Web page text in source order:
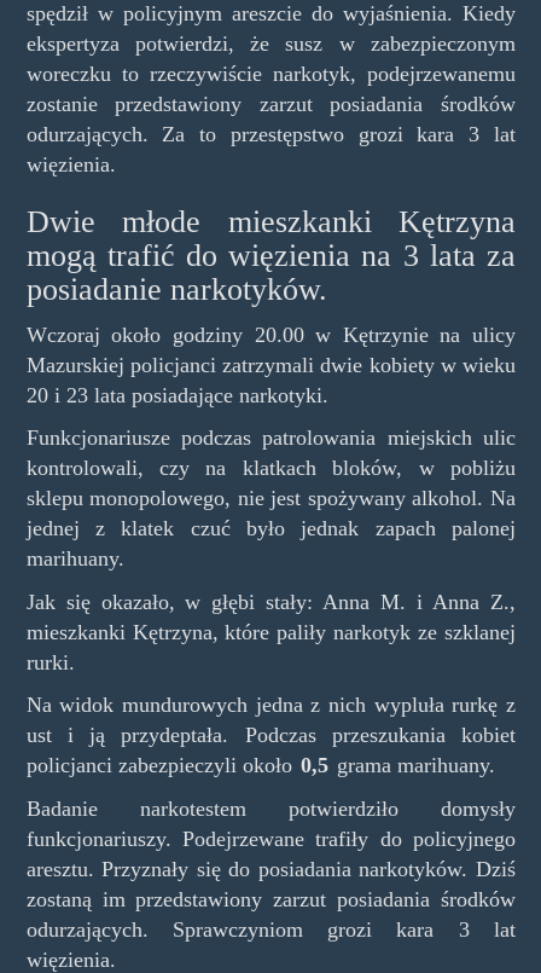
spędził w policyjnym areszcie do wyjaśnienia. Kiedy
ekspertyza potwierdzi, że susz w zabezpieczonym
woreczku to rzeczywiście narkotyk, podejrzewanemu
zostanie przedstawiony zarzut posiadania środków
odurzających. Za to przestępstwo grozi kara 3 lat
więzienia.
Dwie młode mieszkanki Kętrzyna
mogą trafić do więzienia na 3 lata za
posiadanie narkotyków.
Wczoraj około godziny 20.00 w Kętrzynie na ulicy
Mazurskiej policjanci zatrzymali dwie kobiety w wieku
20 i 23 lata posiadające narkotyki.
Funkcjonariusze podczas patrolowania miejskich ulic
kontrolowali, czy na klatkach bloków, w pobliżu
sklepu monopolowego, nie jest spożywany alkohol. Na
jednej z klatek czuć było jednak zapach palonej
marihuany.
Jak się okazało, w głębi stały: Anna M. i Anna Z.,
mieszkanki Kętrzyna, które paliły narkotyk ze szklanej
rurki.
Na widok mundurowych jedna z nich wypluła rurkę z
ust i ją przydeptała. Podczas przeszukania kobiet
policjanci zabezpieczyli około 0,5 grama marihuany.
Badanie narkotestem potwierdziło domysły
funkcjonariuszy. Podejrzewane trafiły do policyjnego
aresztu. Przyznały się do posiadania narkotyków. Dziś
zostaną im przedstawiony zarzut posiadania środków
odurzających. Sprawczyniom grozi kara 3 lat
więzienia.